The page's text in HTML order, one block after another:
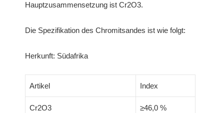
Hauptzusammensetzung ist Cr2O3.
Die Spezifikation des Chromitsandes ist wie folgt:
Herkunft: Südafrika
Artikel Index
Cr2O3 ≥46,0 %